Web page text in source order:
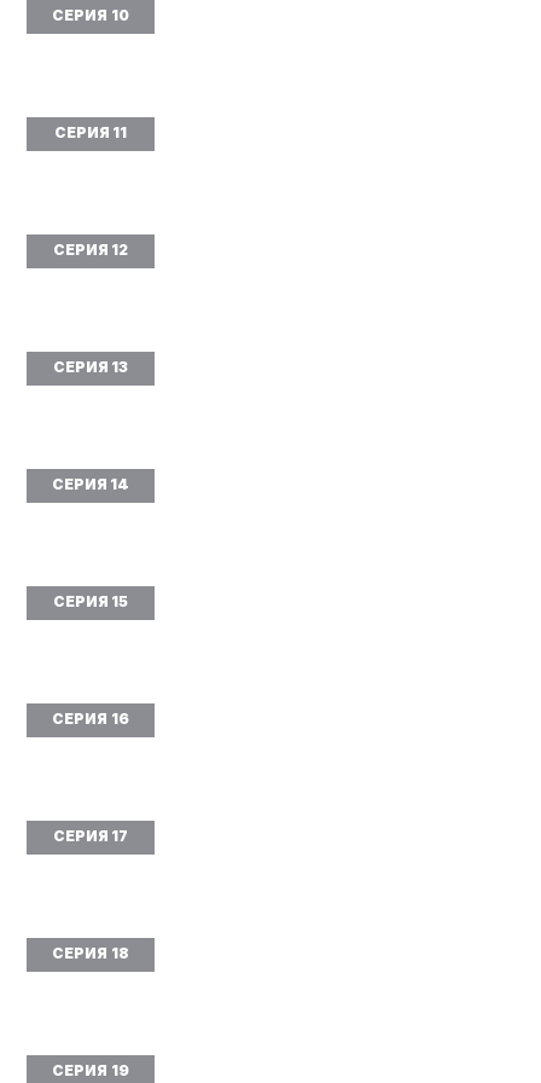
СЕРИЯ 10
СЕРИЯ 11
СЕРИЯ 12
СЕРИЯ 13
СЕРИЯ 14
СЕРИЯ 15
СЕРИЯ 16
СЕРИЯ 17
СЕРИЯ 18
СЕРИЯ 19